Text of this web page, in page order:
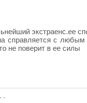
экстраенс.ее
справляется с
не поверит в ее силы